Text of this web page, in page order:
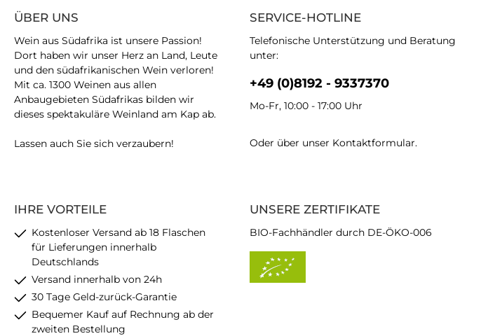
SERVICE-HOTLINE
Telefonische Unterstützung und Beratung
unter:
+49 (0)8192 - 9337370
Mo-Fr, 10:00 - 17:00 Uhr
Oder über unser Kontaktformular.
IHRE VORTEILE
Kostenloser Versand ab 18 Flaschen
für Lieferungen innerhalb
Deutschlands
Versand innerhalb von 24h
30 Tage Geld-zurück-Garantie
Bequemer Kauf auf Rechnung ab der
zweiten Bestellung
ÜBER UNS
Wein aus Südafrika ist unsere Passion!
Dort haben wir unser Herz an Land, Leute
und den südafrikanischen Wein verloren!
Mit ca. 1300 Weinen aus allen
Anbaugebieten Südafrikas bilden wir
dieses spektakuläre Weinland am Kap ab.
Lassen auch Sie sich verzaubern!
UNSERE ZERTIFIKATE
BIO-Fachhändler durch DE-ÖKO-006